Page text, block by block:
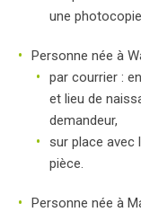
une
Personne née à
par courrier :
et lieu de
demandeur,
sur place avec
pièce.
Personne née à